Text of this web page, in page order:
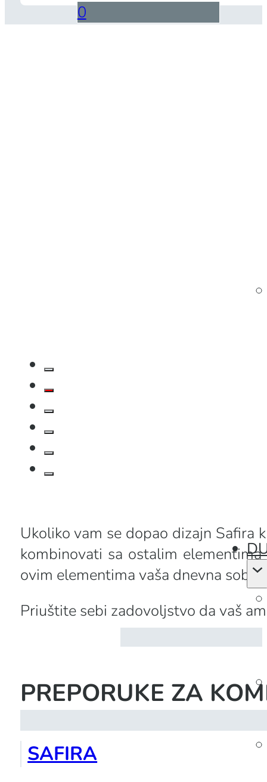
0
Ukoliko vam se dopao dizajn Safira
kombinovati sa ostalim
ovim elementima vaša dnevna
Priuštite sebi zadovoljstvo da vaš
PREPORUKE ZA
SAFIRA